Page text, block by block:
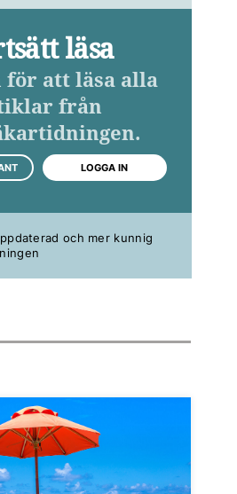
läsa
för att läsa alla
från
LOGGA IN
och mer kunnig